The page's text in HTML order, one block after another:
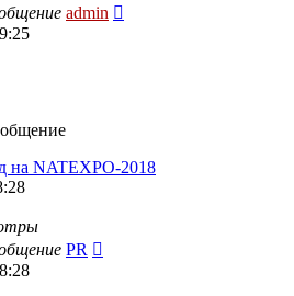
admin
на NATEXPO-2018
PR